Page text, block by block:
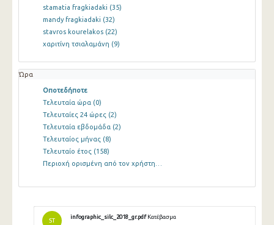
stamatia fragkiadaki (35)
mandy fragkiadaki (32)
stavros kourelakos (22)
χαριτίνη τσιαλαμάνη (9)
Ώρα
Οποτεδήποτε
Τελευταία ώρα (0)
Τελευταίες 24 ώρες (2)
Τελευταία εβδομάδα (2)
Τελευταίος μήνας (8)
Τελευταίο έτος (158)
Περιοχή ορισμένη από τον χρήστη…
ST
infographic_silc_2018_gr.pdf Κατέβασμα